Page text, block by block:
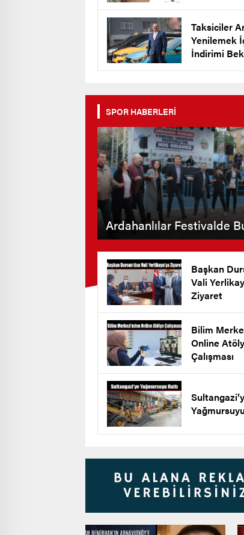
Taksiciler
Yenilemek
İndirimi
SPOR HABERLERİ
Ardahanlılar Festivalde
Başkan
Vali
Ziyaret
Bilim
Online
Çalışması